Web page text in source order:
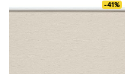
-41%